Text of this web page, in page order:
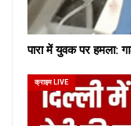
पारा में युवक पर हमला:
क्राइम LIVE